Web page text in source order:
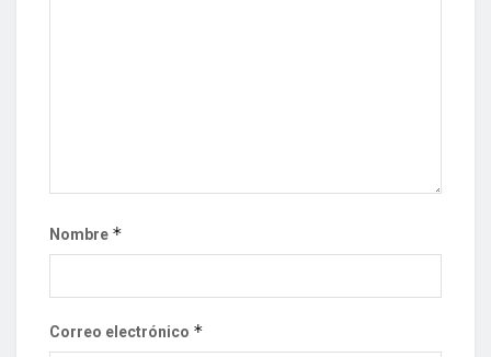
Nombre *
Correo electrónico *